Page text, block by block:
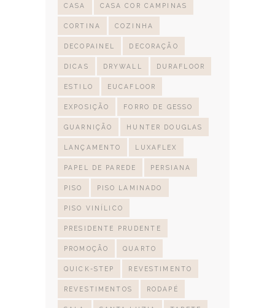
CASA CASA COR CAMPINAS
CORTINA COZINHA
DECOPAINEL DECORAÇÃO
DICAS DRYWALL DURAFLOOR
ESTILO EUCAFLOOR
EXPOSIÇÃO FORRO DE GESSO
GUARNIÇÃO HUNTER DOUGLAS
LANÇAMENTO LUXAFLEX
PAPEL DE PAREDE PERSIANA
PISO PISO LAMINADO
PISO VINÍLICO
PRESIDENTE PRUDENTE
PROMOÇÃO QUARTO
QUICK-STEP REVESTIMENTO
REVESTIMENTOS RODAPÉ